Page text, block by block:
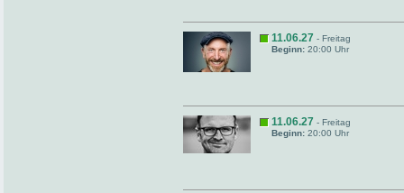
11.06.27 - Freitag
Beginn: 20:00 Uhr
11.06.27 - Freitag
Beginn: 20:00 Uhr